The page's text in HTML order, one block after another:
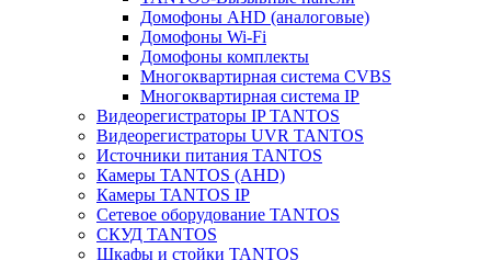
Домофоны AHD (аналоговые)
Домофоны Wi-Fi
Домофоны комплекты
Многоквартирная система CVBS
Многоквартирная система IP
Видеорегистраторы IP TANTOS
Видеорегистраторы UVR TANTOS
Источники питания TANTOS
Камеры TANTOS (AHD)
Камеры TANTOS IP
Сетевое оборудование TANTOS
СКУД TANTOS
Шкафы и стойки TANTOS